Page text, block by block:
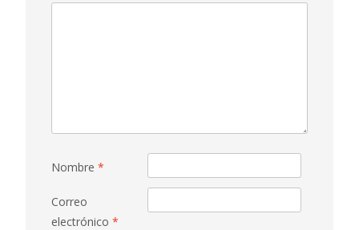
Nombre *
Correo
electrónico *